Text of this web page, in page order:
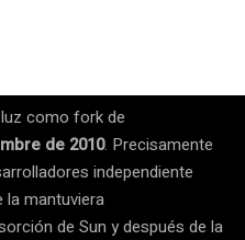
como fork de
de 2010. Precisamente
independiente
la mantuviera
de Sun y después de la